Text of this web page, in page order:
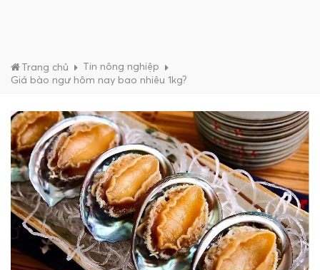
Trang chủ
Tin nông nghiệp
Giá bào ngư hôm nay bao nhiêu 1kg?